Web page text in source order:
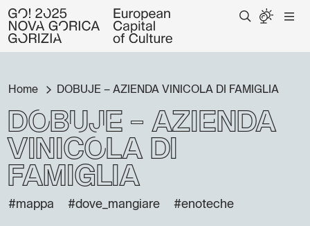
Home DOBUJE – AZIENDA VINICOLA DI FAMIGLIA
DOBUJE – AZIENDA
VINICOLA DI
FAMIGLIA
#mappa #dove_mangiare #enoteche